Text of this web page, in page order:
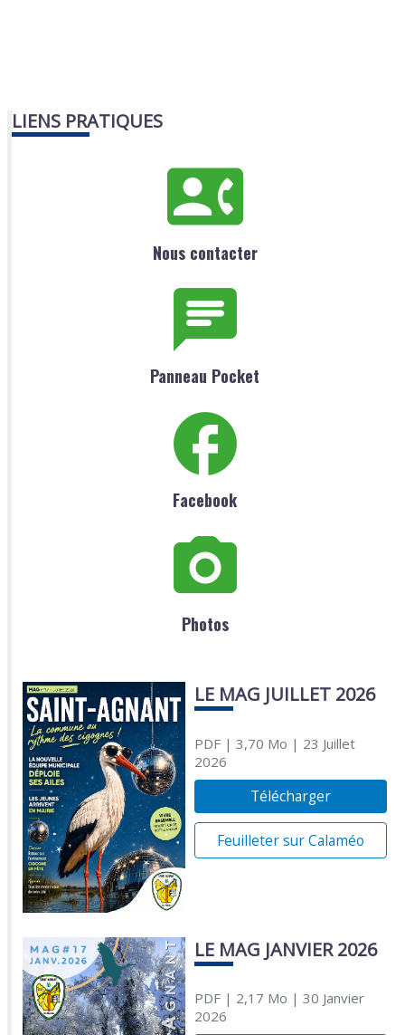
LIENS PRATIQUES
Nous contacter
Panneau Pocket
Facebook
Photos
LE MAG JUILLET 2026
PDF| 3,70 Mo | 23 Juillet
2026
Télécharger
Feuilleter sur Calaméo
LE MAG JANVIER 2026
PDF| 2,17 Mo | 30 Janvier
2026